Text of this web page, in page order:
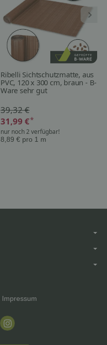
Ribelli Sichtschutzmatte, aus
PVC, 120 x 300 cm, braun - B-
Ware sehr gut
39,32 €
31,99 €*
nur noch 2 verfügbar!
8,89 € pro 1 m
Impressum